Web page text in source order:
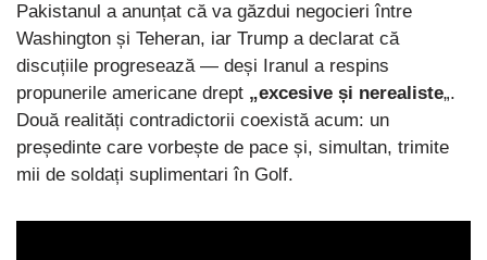
Pakistanul a anunțat că va găzdui negocieri între
Washington și Teheran, iar Trump a declarat că
discuțiile progresează — deși Iranul a respins
propunerile americane drept „excesive și nerealiste„.
Două realități contradictorii coexistă acum: un
președinte care vorbește de pace și, simultan, trimite
mii de soldați suplimentari în Golf.